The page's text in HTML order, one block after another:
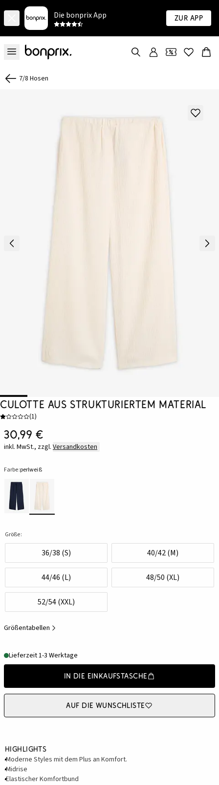
Die bonprix App Zur App
7/8 Hosen
Culotte aus strukturiertem Material
(1)
30,99 €
inkl. MwSt., zzgl. Versandkosten
Farbe:perlweiß
Größe:
36/38 (S) 40/42 (M)
44/46 (L) 48/50 (XL)
52/54 (XXL)
Größentabellen
Lieferzeit 1-3 Werktage
In die Einkaufstasche
Auf die Wunschliste
Highlights
Moderne Styles mit dem Plus an Komfort.
Midrise
Elastischer Komfortbund